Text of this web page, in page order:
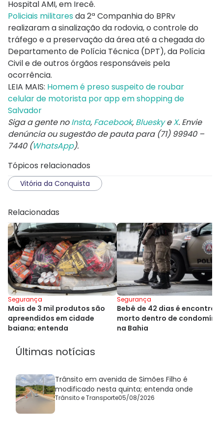
Hospital AMI, em Irecê.
Policiais militaresda 2ª Companhia do BPRv
realizaram a sinalização da rodovia, o controle do
tráfego e a preservação da área até a chegada do
Departamento de Polícia Técnica (DPT), da Polícia
Civil e de outros órgãos responsáveis pela
ocorrência.
LEIA MAIS: Homem é preso suspeito de roubar
celular de motorista por app em shopping de
Salvador
Siga a gente noInsta, Facebook, BlueskyeX. Envie
denúncia ou sugestão de pauta para (71) 99940 –
7440 (WhatsApp).
Tópicos relacionados
Vitória da Conquista
Relacionadas
Segurança
Mais de 3 mil produtos são
apreendidos em cidade
baiana; entenda
Segurança
Bebê de 42 dias é
morto dentro de
na Bahia
Últimas notícias
Trânsito em avenida de Simões Filho é
modificado nesta quinta; entenda onde
Trânsito e Transporte05/08/2026